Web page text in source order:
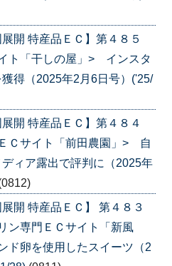
開 特産品ＥＣ】第４８５
ト「干しの屋」> インスタ
得（2025年2月6日号）('25/
開 特産品ＥＣ】第４８４
Ｃサイト「前田農園」> 自
ィア露出で評判に（2025年
開 特産品ＥＣ】 第４８３
ン専門ＥＣサイト「新風
卵を使用したスイーツ（2